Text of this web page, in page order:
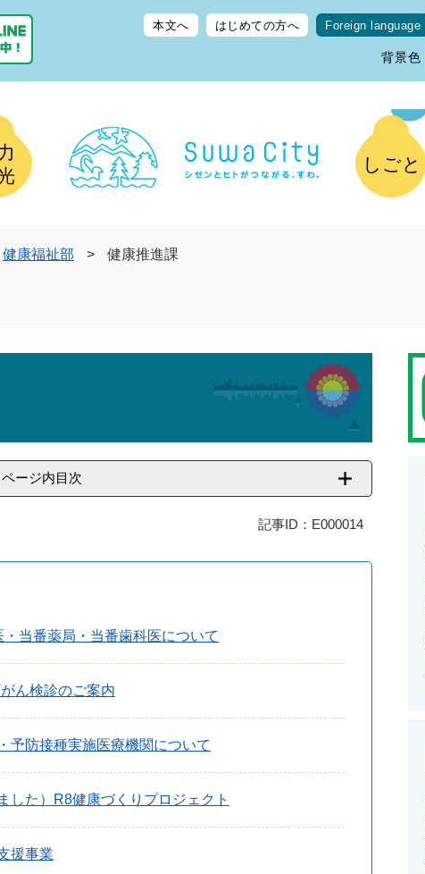
本文へ はじめての方へ Foreign language
背景色
しごと
健康福祉部 >
健康推進課
ページ内目次
記事ID：E000014
当番薬局・当番歯科医について
ん検診のご案内
予防接種実施医療機関について
した）R8健康づくりプロジェクト
援事業